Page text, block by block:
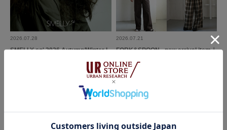
2026.07.28
SMELLY so' 2026 Autumn/Winter L
2026.07.21
FORK&SPOON - new arrival item｜